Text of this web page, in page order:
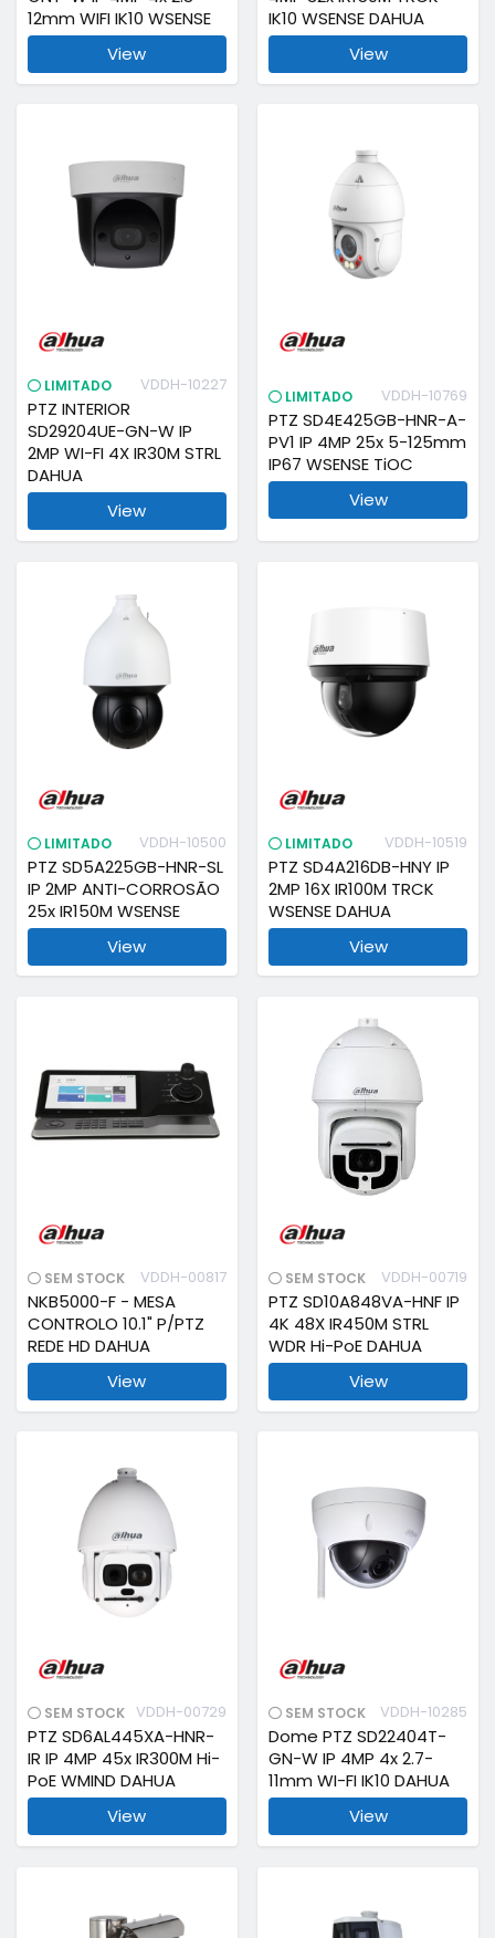
12mm WIFI IK10 WSENSE
View
IK10 WSENSE DAHUA
View
LIMITADO VDDH-10227
PTZ INTERIOR
SD29204UE-GN-W IP
2MP WI-FI 4X IR30M STRL
DAHUA
View
LIMITADO VDDH-10769
PTZ SD4E425GB-HNR-A-
PV1 IP 4MP 25x 5-125mm
IP67 WSENSE TiOC
View
LIMITADO VDDH-10500
PTZ SD5A225GB-HNR-SL
IP 2MP ANTI-CORROSÃO
25x IR150M WSENSE
View
LIMITADO VDDH-10519
PTZ SD4A216DB-HNY IP
2MP 16X IR100M TRCK
WSENSE DAHUA
View
SEM STOCK VDDH-00817
NKB5000-F - MESA
CONTROLO 10.1" P/PTZ
REDE HD DAHUA
View
SEM STOCK VDDH-00719
PTZ SD10A848VA-HNF IP
4K 48X IR450M STRL
WDR Hi-PoE DAHUA
View
SEM STOCK VDDH-00729
PTZ SD6AL445XA-HNR-
IR IP 4MP 45x IR300M Hi-
PoE WMIND DAHUA
View
SEM STOCK VDDH-10285
Dome PTZ SD22404T-
GN-W IP 4MP 4x 2.7-
11mm WI-FI IK10 DAHUA
View